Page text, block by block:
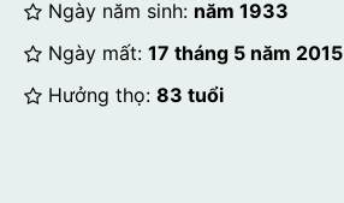
Ngày năm sinh: năm 1933
Ngày mất: 17 tháng 5 năm 2015
Hưởng thọ: 83 tuổi